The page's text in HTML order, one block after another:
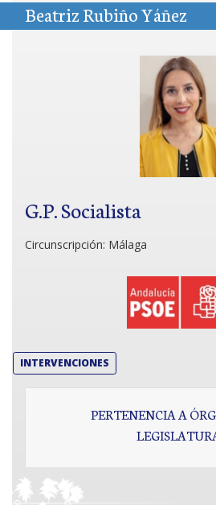
Beatriz Rubiño Yáñez
G.P. Socialista
Circunscripción: Málaga
INTERVENCIONES
PERTENENCIA A